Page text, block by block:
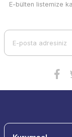
E-bülten listemize